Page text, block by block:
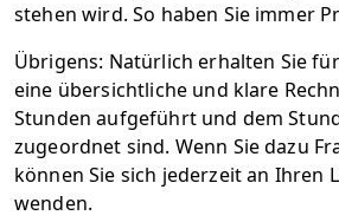
stehen wird. So haben Sie immer
Übrigens: Natürlich erhalten Sie
eine übersichtliche und klare
Stunden aufgeführt und dem
zugeordnet sind. Wenn Sie dazu
können Sie sich jederzeit an Ihren
wenden.